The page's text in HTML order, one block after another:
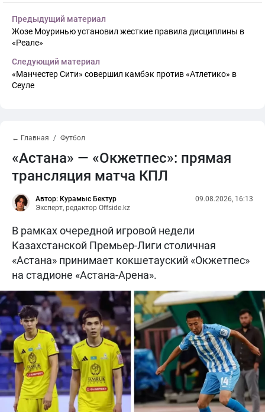
Предыдущий материал
Жозе Моуринью установил жесткие правила дисциплины в
«Реале»
Следующий материал
«Манчестер Сити» совершил камбэк против «Атлетико» в
Сеуле
← Главная Футбол
«Астана» — «Окжетпес»: прямая
трансляция матча КПЛ
Автор: Курамыс Бектур
Эксперт, редактор Offside.kz
09.08.2026, 16:13
В рамках очередной игровой недели
Казахстанской Премьер-Лиги столичная
«Астана» принимает кокшетауский «Окжетпес»
на стадионе «Астана-Арена».